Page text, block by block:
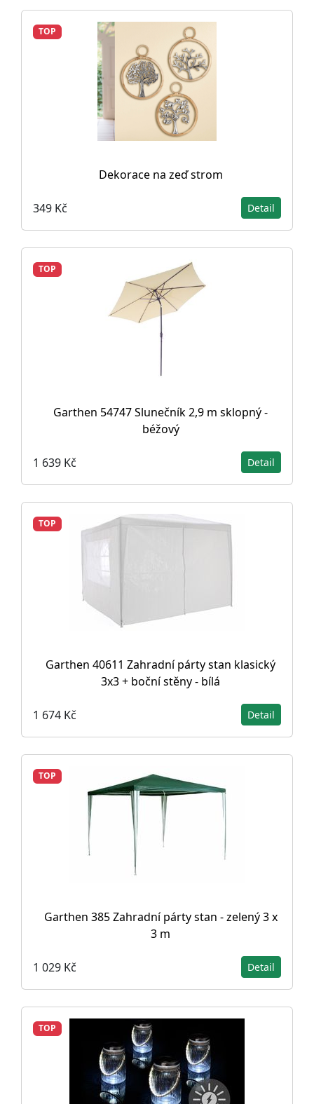
TOP
Dekorace na zeď strom
349 Kč Detail
TOP
Garthen 54747 Slunečník 2,9 m sklopný -
béžový
1 639 Kč Detail
TOP
Garthen 40611 Zahradní párty stan klasický
3x3 + boční stěny - bílá
1 674 Kč Detail
TOP
Garthen 385 Zahradní párty stan - zelený 3 x
3 m
1 029 Kč Detail
TOP